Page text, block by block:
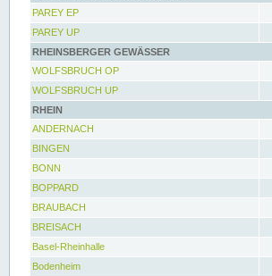
PAREY EP
PAREY UP
RHEINSBERGER GEWÄSSER
WOLFSBRUCH OP
WOLFSBRUCH UP
RHEIN
ANDERNACH
BINGEN
BONN
BOPPARD
BRAUBACH
BREISACH
Basel-Rheinhalle
Bodenheim